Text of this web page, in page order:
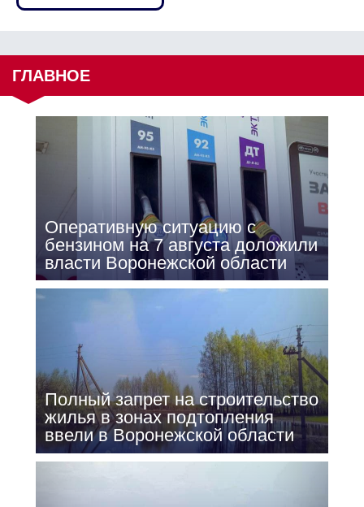
ГЛАВНОЕ
Оперативную ситуацию с
бензином на 7 августа доложили
власти Воронежской области
Полный запрет на строительство
жилья в зонах подтопления
ввели в Воронежской области